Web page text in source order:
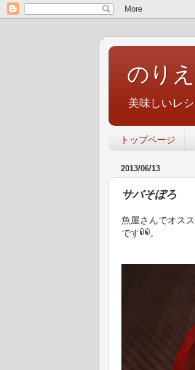
のり
美味しいレ
トップページ
2013/06/13
サバそぼろ
魚屋さんでオス
です
。